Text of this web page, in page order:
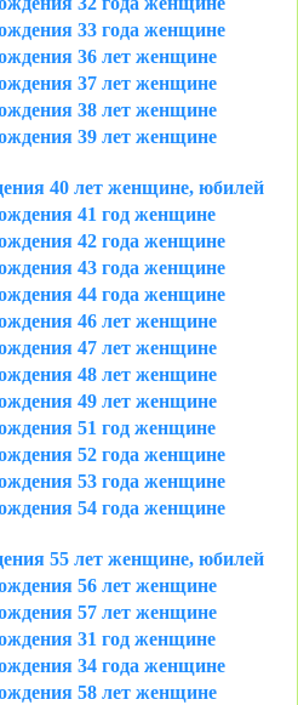
33 года женщине
36 лет женщине
37 лет женщине
38 лет женщине
39 лет женщине
40 лет женщине, юбилей
41 год женщине
42 года женщине
43 года женщине
44 года женщине
46 лет женщине
47 лет женщине
48 лет женщине
49 лет женщине
51 год женщине
52 года женщине
53 года женщине
54 года женщине
55 лет женщине, юбилей
56 лет женщине
57 лет женщине
31 год женщине
34 года женщине
58 лет женщине